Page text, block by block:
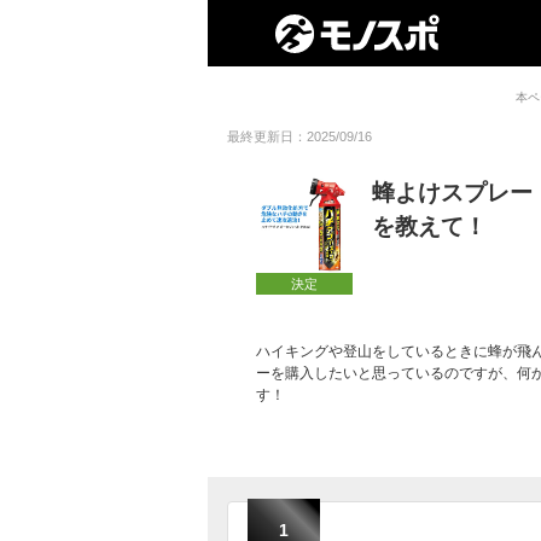
本
最終更新日：2025/09/16
決定
蜂よけスプレー
を教えて！
ハイキングや登山をしているときに蜂が飛
ーを購入したいと思っているのですが、
す！
1